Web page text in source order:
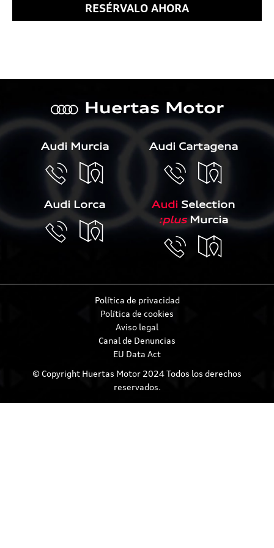
RESÉRVALO AHORA
a Huertas Motor
Audi Murcia Audi Cartagena
Audi Lorca Audi Selection
:plusMurcia
© Copyright Huertas Motor 2024 Todos los derechos
reservados.
Política de privacidad
Política de cookies
Aviso legal
Canal de Denuncias
EU Data Act